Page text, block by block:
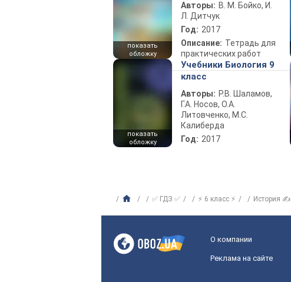
показать
обложку
Авторы: В. М. Бойко, И.
Л. Дитчук
Год: 2017
Описание: Тетрадь для
практических работ
показать
обложку
Учебники Биология 9
класс
Авторы: Р.В. Шаламов,
Г.А. Носов, О.А.
Литовченко, М.С.
Калиберда
Год: 2017
✅ ГДЗ ✅ ⚡ 6 класс ⚡ История ✍
О компании
Реклама на сайте